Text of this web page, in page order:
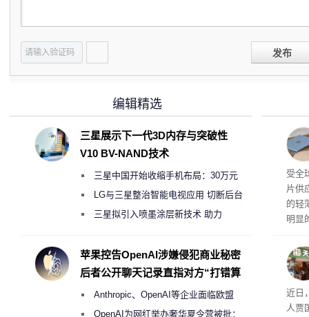
发布
交
受全
片供
的轻
明显
肉
近日
人贾
编辑精选
三星展示下一代3D内存与突破性
V10 BV-NAND技术
三星中国开始收缩手机布局：30万元
月销售额不达标门店 将被逐步清退
LG与三星整治智能电视应用 切断后台
偷偷共享带宽的违规行为
三星拟引入喷墨涂层新技术 助力
度
苹果控告OpenAI涉嫌侵犯商业秘密
后者公开聊天记录直指对方“打错算
Anthropic、OpenAI等企业面临欧盟
《人工智能法案》全新执法权限审查
OpenAI为网红举办奢华夏令营被批：